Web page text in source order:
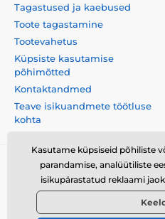
Tagastused ja kaebused
Toote tagastamine
Tootevahetus
Küpsiste kasutamise
põhimõtted
Kontaktandmed
Teave isikuandmete töötluse
kohta
Momanio s.r.o., Okružní
Vabariik,
Kasutame küpsiseid põhiliste
parandamise, analüütiliste
isikupärastatud reklaami